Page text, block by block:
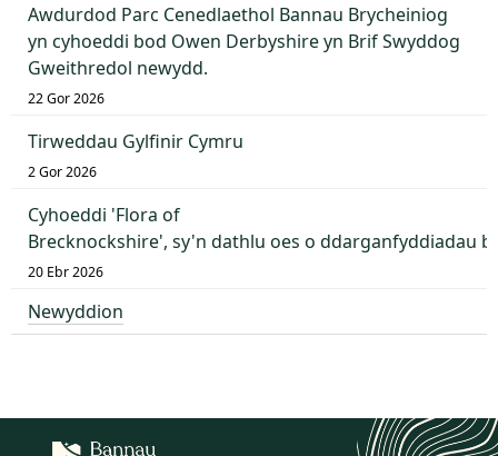
Awdurdod Parc Cenedlaethol Bannau Brycheiniog
yn cyhoeddi bod Owen Derbyshire yn Brif Swyddog
Gweithredol newydd.
22 Gor 2026
Tirweddau Gylfinir Cymru
2 Gor 2026
Cyhoeddi 'Flora of
Brecknockshire', sy'n dathlu oes o ddarganfyddiadau
20 Ebr 2026
Newyddion